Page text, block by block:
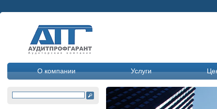
О компании Услуги